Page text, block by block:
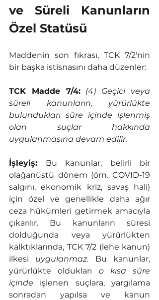
ve Süreli Kanunların
Özel Statüsü
Maddenin son fıkrası, TCK 7/2'nin
bir başka istisnasını daha düzenler:
TCK Madde 7/4: (4) Geçici veya
süreli kanunların, yürürlükte
bulundukları süre içinde işlenmiş
olan suçlar hakkında
uygulanmasına devam edilir.
İşleyiş: Bu kanunlar, belirli bir
olağanüstü dönem (örn. COVID-19
salgını, ekonomik kriz, savaş hali)
için özel ve genellikle daha ağır
ceza hükümleri getirmek amacıyla
çıkarılır. Bu kanunların süresi
dolduğunda veya yürürlükten
kalktıklarında, TCK 7/2 (lehe kanun)
ilkesi uygulanmaz. Bu kanunlar,
yürürlükte oldukları o kısa süre
içinde işlenen suçlara, yargılama
sonradan yapılsa ve kanun